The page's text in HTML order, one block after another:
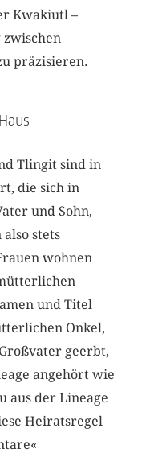
Kwakiutl –
zwischen
präzisieren.
Tlingit sind in
die sich in
und Sohn,
stets
wohnen
und Titel
Onkel,
geerbt,
angehört wie
aus der Lineage
Heiratsregel